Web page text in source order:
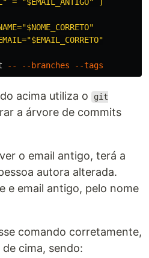
-- --branches --tags
acima utiliza o
git
a árvore de commits
o email antigo, terá a
autora alterada.
e email antigo, pelo nome
comando corretamente,
cima, sendo: